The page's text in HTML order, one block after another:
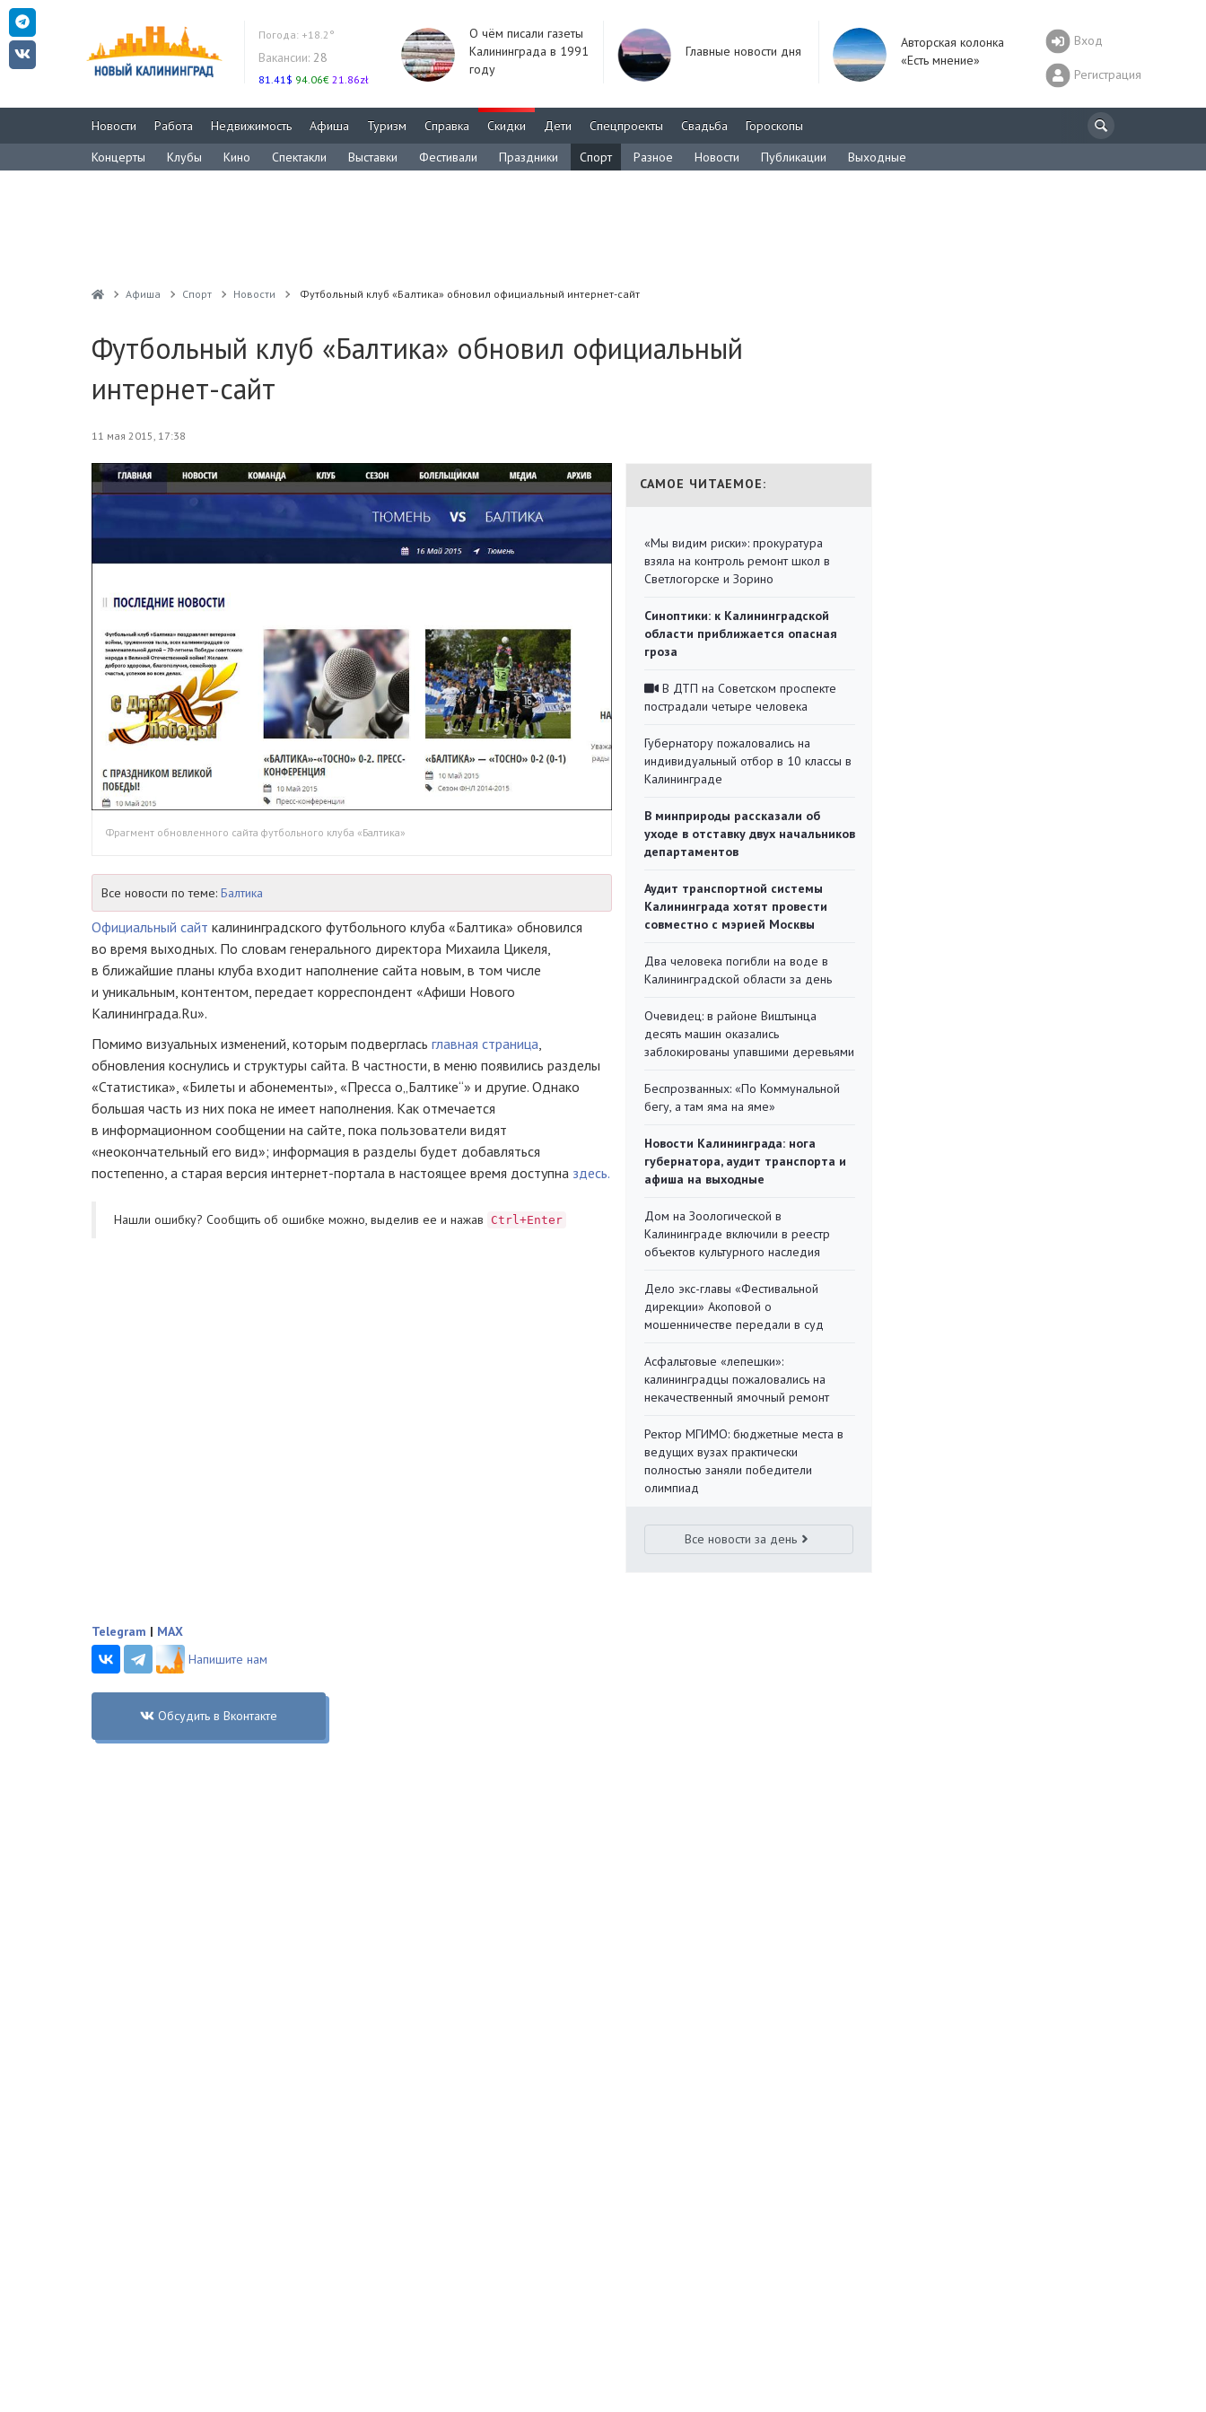
Погода: +18.2°
Вакансии: 28
81.41$ 94.06€ 21.86zł
О чём писали газеты
Калининграда в 1991
году
Главные новости дня
Авторская колонка
«Есть мнение»
Вход
Регистрация
Новости Работа Недвижимость Афиша Туризм Справка Скидки Дети Спецпроекты Свадьба
Гороскопы
Концерты
Клубы Кино Спектакли Выставки Фестивали Праздники Спорт Разное Новости Публикации Выходные
Афиша Спорт Новости Футбольный клуб «Балтика» обновил официальный интернет-сайт
Футбольный клуб «Балтика» обновил официальный
интернет-сайт
11 мая 2015, 17:38
Фрагмент обновленного сайта футбольного клуба «Балтика»
Все новости по теме: Балтика
Официальный сайт калининградского футбольного клуба «Балтика» обновился
во время выходных. По словам генерального директора Михаила Цикеля,
в ближайшие планы клуба входит наполнение сайта новым, в том числе
и уникальным, контентом, передает корреспондент «Афиши Нового
Калининграда.Ru».
Помимо визуальных изменений, которым подверглась главная страница
обновления коснулись и структуры сайта. В частности, в меню появились разделы
«Статистика», «Билеты и абонементы», «Пресса о „Балтике“» и другие. Однако
большая часть из них пока не имеет наполнения. Как отмечается
в информационном сообщении на сайте, пока пользователи видят
«неокончательный его вид»; информация в разделы будет добавляться
постепенно, а старая версия интернет-портала в настоящее время доступна здесь.
Нашли ошибку? Cообщить об ошибке можно, выделив ее и нажав Ctrl+Enter
САМОЕ ЧИТАЕМОЕ:
«Мы видим риски»: прокуратура
взяла на контроль ремонт школ в
Светлогорске и Зорино
Синоптики: к Калининградской
области приближается опасная
гроза
В ДТП на Советском проспекте
пострадали четыре человека
Губернатору пожаловались на
индивидуальный отбор в 10 классы в
Калининграде
В минприроды рассказали об
уходе в отставку двух начальников
департаментов
Аудит транспортной системы
Калининграда хотят провести
совместно с мэрией Москвы
Два человека погибли на воде в
Калининградской области за день
Очевидец: в районе Виштынца
десять машин оказались
заблокированы упавшими деревьями
Беспрозванных: «По Коммунальной
бегу, а там яма на яме»
Новости Калининграда: нога
губернатора, аудит транспорта и
афиша на выходные
Дом на Зоологической в
Калининграде включили в реестр
объектов культурного наследия
Дело экс-главы «Фестивальной
дирекции» Акоповой о
мошенничестве передали в суд
Асфальтовые «лепешки»:
калининградцы пожаловались на
некачественный ямочный ремонт
Ректор МГИМО: бюджетные места в
ведущих вузах практически
полностью заняли победители
олимпиад
Все новости за день
Telegram | MAX
Напишите нам
Обсудить в Вконтакте